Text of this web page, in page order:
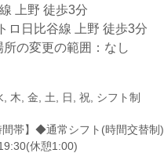
上野 徒歩3分
ロ日比谷線 上野 徒歩3分
所の変更の範囲：なし
, 木, 金, 土, 日, 祝, シフト制
間帯】◆通常シフト(時間交替制)
休憩1:00)